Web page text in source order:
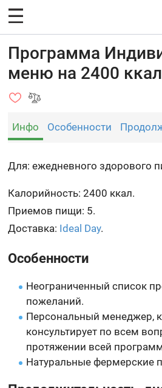
Программа
меню на 2400
Инфо Особенности
Для: ежедневного здорового
Калорийность: 2400 ккал.
Приемов пищи: 5.
Доставка: Ideal Day.
Особенности
Неограниченный список
пожеланий.
Персональный менеджер,
консультирует по всем
протяжении всей
Натуральные фермерские